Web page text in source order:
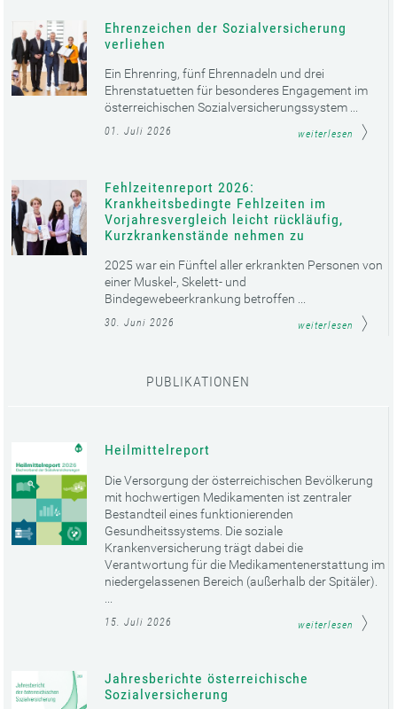
Ehrenzeichen der Sozialversicherung
verliehen
Ein Ehrenring, fünf Ehrennadeln und drei
Ehrenstatuetten für besonderes Engagement im
österreichischen Sozialversicherungssystem ...
01. Juli 2026 weiterlesen
Fehlzeitenreport 2026:
Krankheitsbedingte Fehlzeiten im
Vorjahresvergleich leicht rückläufig,
Kurzkrankenstände nehmen zu
2025 war ein Fünftel aller erkrankten Personen von
einer Muskel-, Skelett- und
Bindegewebeerkrankung betroffen ...
30. Juni 2026 weiterlesen
PUBLIKATIONEN
Heilmittelreport
Die Versorgung der österreichischen Bevölkerung
mit hochwertigen Medikamenten ist zentraler
Bestandteil eines funktionierenden
Gesundheitssystems. Die soziale
Krankenversicherung trägt dabei die
Verantwortung für die Medikamentenerstattung im
niedergelassenen Bereich (außerhalb der Spitäler).
15. Juli 2026 weiterlesen
Jahresberichte österreichische
Sozialversicherung